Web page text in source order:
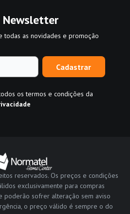
Newsletter
todas as novidades e promoção
Cadastrar
os termos e condições da
reservados. Os preços e condições
exclusivamente para compras
poderão sofrer alteração sem aviso
o preço válido é sempre o do